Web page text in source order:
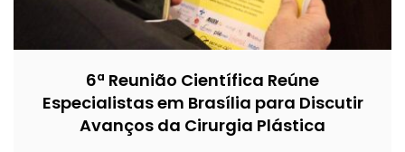
6ª Reunião Científica Reúne
Especialistas em Brasília para Discutir
Avanços da Cirurgia Plástica